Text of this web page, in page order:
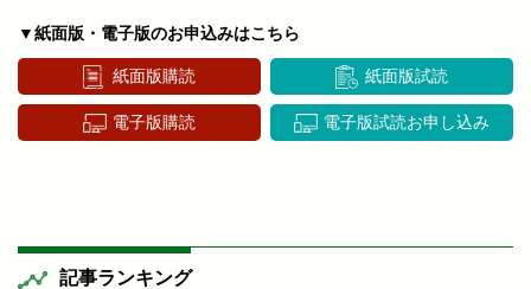
▼紙面版・電子版のお申込みはこちら
紙面版購読 紙面版試読
電子版購読 電子版試読お申し込み
記事ランキング